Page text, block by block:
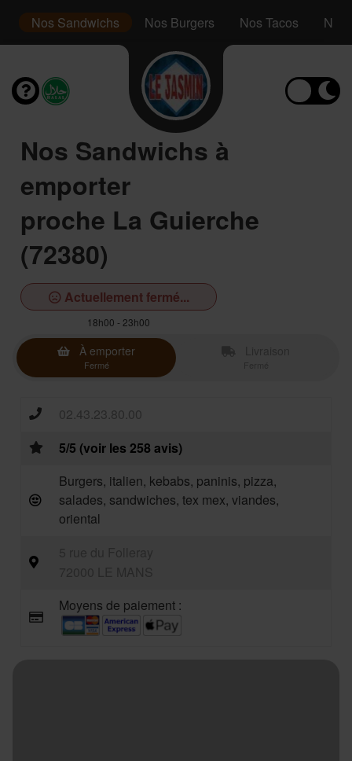
Nos Sandwichs Nos Burgers Nos Tacos Nos
Nos Sandwichs à
emporter
proche La Guierche
(72380)
Actuellement fermé...
18h00 - 23h00
À emporter
Fermé
02.43.23.80.00
5/5 (voir les 258 avis)
Burgers, italien, kebabs, paninis, pizza,
salades, sandwiches, tex mex, viandes,
oriental
Moyens de paiement :